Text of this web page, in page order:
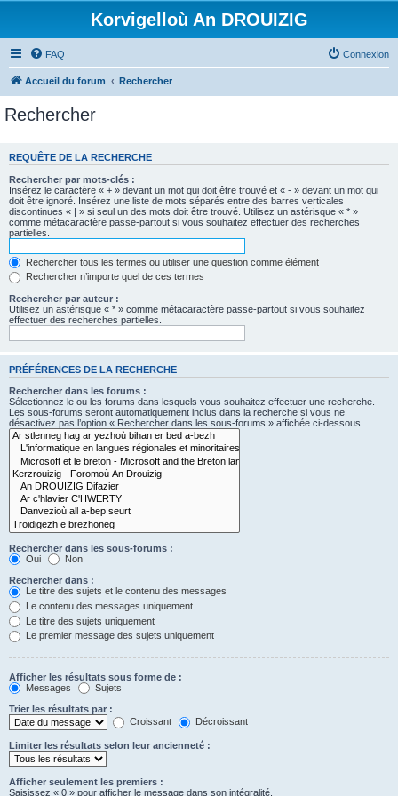
Korvigelloù An DROUIZIG
FAQ Connexion
Accueil du forum Rechercher
Rechercher
REQUÊTE DE LA RECHERCHE
Rechercher par mots-clés :
Insérez le caractère « + » devant un mot qui doit être trouvé et « - » devant un mot qui
doit être ignoré. Insérez une liste de mots séparés entre des barres verticales
discontinues « | » si seul un des mots doit être trouvé. Utilisez un astérisque « * »
comme métacaractère passe-partout si vous souhaitez effectuer des recherches
partielles.
Rechercher tous les termes ou utiliser une question comme élément
Rechercher n’importe quel de ces termes
Rechercher par auteur :
Utilisez un astérisque « * » comme métacaractère passe-partout si vous souhaitez
effectuer des recherches partielles.
PRÉFÉRENCES DE LA RECHERCHE
Rechercher dans les forums :
Sélectionnez le ou les forums dans lesquels vous souhaitez effectuer une recherche.
Les sous-forums seront automatiquement inclus dans la recherche si vous ne
désactivez pas l’option « Rechercher dans les sous-forums » affichée ci-dessous.
Rechercher dans les sous-forums :
Oui
Non
Rechercher dans :
Le titre des sujets et le contenu des messages
Le contenu des messages uniquement
Le titre des sujets uniquement
Le premier message des sujets uniquement
Afficher les résultats sous forme de :
Messages
Sujets
Trier les résultats par :
Croissant
Décroissant
Limiter les résultats selon leur ancienneté :
Afficher seulement les premiers :
Saisissez « 0 » pour afficher le message dans son intégralité.